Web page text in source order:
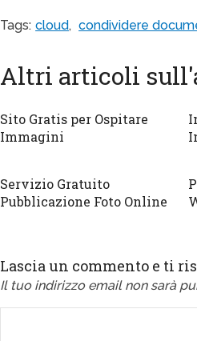
Tags: cloud, condividere
Altri articoli
Sito Gratis per Ospitare
Immagini
Servizio Gratuito
Pubblicazione Foto Online
Lascia un commento e ti
Il tuo indirizzo email non sarà